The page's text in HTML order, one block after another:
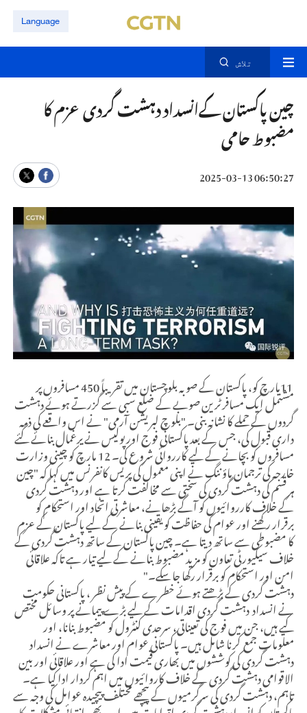
Language
تلاش
چین پاکستان کےانسداد دہشت گردی عزم کا
مضبوط حامی
06:50:27 2025-03-13
11 مارچ کو، پاکستان کے صوبہ بلوچستان میں تقریباً 450 مسافروں پر
مشتمل ایک مسافر ٹرین صوبے کے ضلع سبی سے گزرتے ہوئے دہشت
گردوں کے حملے کا نشانہ بنی۔ "بلوچ لبریشن آرمی" نے اس واقعے کی ذمہ
داری قبول کی، جس کے بعد پاکستانی فوج اور پولیس نے یرغمال بنائے گئے
مسافروں کو بچانے کے لیے کارروائی شروع کی۔ 12 مارچ کو چینی وزارت
خارجہ کی ترجمان ماؤ ننگ نے اپنی معمول کی پریس کانفرنس میں کہا کہ "چین
ہر قسم کی دہشت گردی کی سختی سے مخالفت کرتا ہے اور دہشت گردی
کے خلاف کارروائیوں کو آگے بڑھانے، معاشرتی اتحاد اور استحکام کو
برقرار رکھنے اور عوام کی حفاظت کو یقینی بنانے کے لیے پاکستان کے عزم
کا مضبوطی سے ساتھ دیتا ہے۔ چین پاکستان کے ساتھ دہشت گردی کے
خلاف سیکیورٹی تعاون کو مزید مضبوط بنانے کے لیے تیار ہے تاکہ علاقائی
امن اور استحکام کو برقرار رکھا جا سکے۔"
دہشت گردی کے بڑھتے ہوئے خطرے کے پیش نظر ، پاکستانی حکومت
نے انسداد دہشت گردی اقدامات کے لیے بڑے پیمانے پر وسائل مختص
کیے ہیں، جن میں فوج کی تعیناتی، سرحدی کنٹرول کو مضبوط بنانا، اور
معلومات جمع کرنا شامل ہیں۔ پاکستانی عوام اور معاشرے نے انسداد
دہشت گردی کی کوششوں میں بھاری قیمت ادا کی ہے اور علاقائی اور بین
الاقوامی دہشت گردی کے خلاف کاروائیوں میں اہم کردار ادا کیا ہے۔
تاہم، دہشت گردی کی سرگرمیوں کے پیچھے مختلف پیچیدہ عوامل کی وجہ سے